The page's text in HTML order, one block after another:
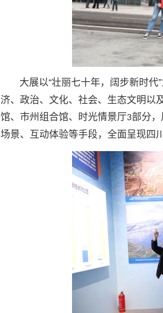
大展以“壮丽七十年，阔步新时代
济、政治、文化、社会、生态文明以
馆、市州组合馆、时光情景厅3部分
场景、互动体验等手段，全面呈现四